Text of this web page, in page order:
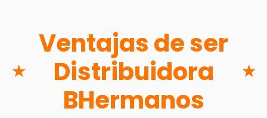
★
Ventajas de ser
Distribuidora
BHermanos
★